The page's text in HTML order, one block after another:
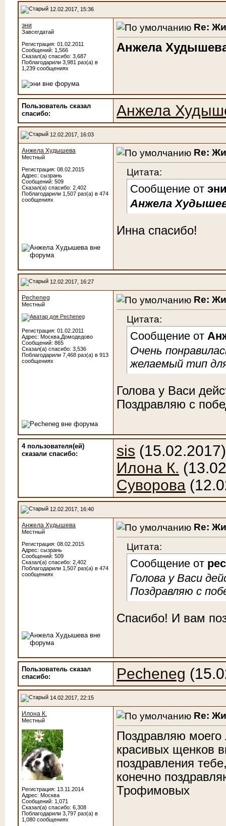
12.02.2017, 15:36
эни
Завсегдатай
Регистрация: 01.02.2011
Сообщений: 1,566
Сказал(а) спасибо: 3,687
Поблагодарили 3,981 раз(а) в
1,239 сообщениях
Re:
Анжела
Пользователь сказал
cпасибо:
Анжела
12.02.2017, 16:03
Анжела Худышева
Местный
Регистрация: 08.02.2015
Адрес: сызрань
Сообщений: 509
Сказал(а) спасибо: 2,402
Поблагодарили 1,507 раз(а) в 474
сообщениях
Re:
Цитата:
Сообщение от
Анжела
Инна спасибо!
12.02.2017, 16:27
Pecheneg
Местный
Регистрация: 01.02.2011
Адрес: Москва,Домодедово
Сообщений: 865
Сказал(а) спасибо: 3,536
Поблагодарили 7,468 раз(а) в 913
сообщениях
Re:
Цитата:
Сообщение от
Очень
желаемый тип
Голова у Васи
Поздравляю с
4 пользователя(ей)
сказали cпасибо:
sis
Илона К.
Суворова
12.02.2017, 16:40
Анжела Худышева
Местный
Регистрация: 08.02.2015
Адрес: сызрань
Сообщений: 509
Сказал(а) спасибо: 2,402
Поблагодарили 1,507 раз(а) в 474
сообщениях
Re:
Цитата:
Сообщение от
Голова у Васи
Поздравляю с
Спасибо! И вам
Пользователь сказал
cпасибо:
Pecheneg
14.02.2017, 22:15
Илона К.
Местный
Регистрация: 13.11.2014
Адрес: Москва
Сообщений: 1,071
Сказал(а) спасибо: 6,308
Поблагодарили 3,797 раз(а) в
1,080 сообщениях
Re:
Поздравляю
красивых щенков
поздравления
конечно
Трофимовых